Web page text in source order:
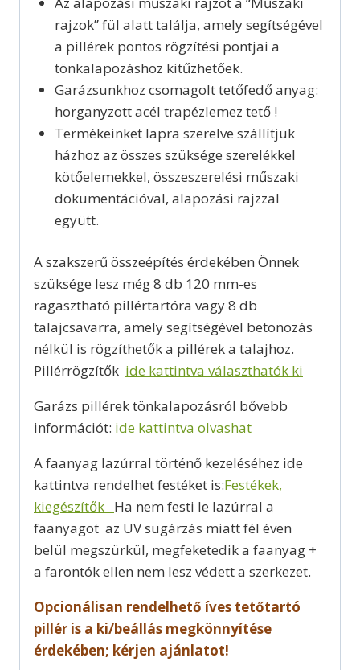
rajzok” fül alatt találja, amely segítségével
a pillérek pontos rögzítési pontjai a
tönkalapozáshoz kitűzhetőek.
Garázsunkhoz csomagolt tetőfedő anyag:
horganyzott acél trapézlemez tető !
Termékeinket lapra szerelve szállítjuk
házhoz az összes szüksége szerelékkel
kötőelemekkel, összeszerelési műszaki
dokumentációval, alapozási rajzzal
együtt.
A szakszerű összeépítés érdekében Önnek
szüksége lesz még 8 db 120 mm-es
ragasztható pillértartóra vagy 8 db
talajcsavarra, amely segítségével betonozás
nélkül is rögzíthetők a pillérek a talajhoz.
Pillérrögzítők ide kattintva választhatók ki
Garázs pillérek tönkalapozásról bővebb
információt: ide kattintva olvashat
A faanyag lazúrral történő kezeléséhez ide
kattintva rendelhet festéket is:Festékek,
kiegészítők Ha nem festi le lazúrral a
faanyagot az UV sugárzás miatt fél éven
belül megszürkül, megfeketedik a faanyag +
a farontók ellen nem lesz védett a szerkezet.
Opcionálisan rendelhető íves tetőtartó
pillér is a ki/beállás megkönnyítése
érdekében; kérjen ajánlatot!